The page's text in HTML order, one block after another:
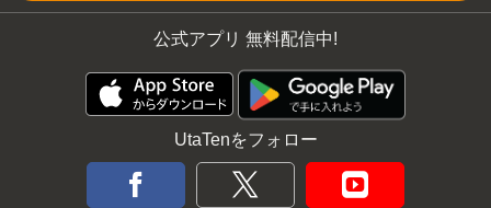
公式アプリ 無料配信中!
UtaTenをフォロー